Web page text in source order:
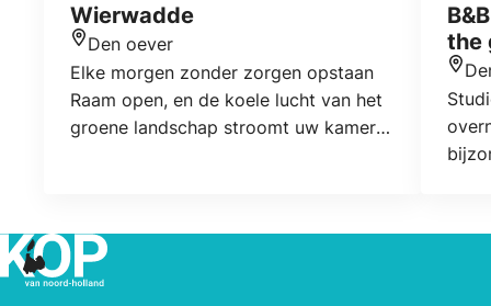
Wierwadde
Den oever
Elke morgen zonder zorgen opstaan
Raam open, en de koele lucht van het
groene landschap stroomt uw kamer
dichtbij. DAT is vakantie. Welkom thuis
in uw Original Cottage. Perfect voor u
ingericht. Alles is er. Alles is schoon.
the